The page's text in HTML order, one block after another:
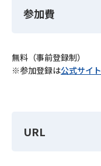
参加費
無料（事前登録制）
※参加登録は公式サイト
URL